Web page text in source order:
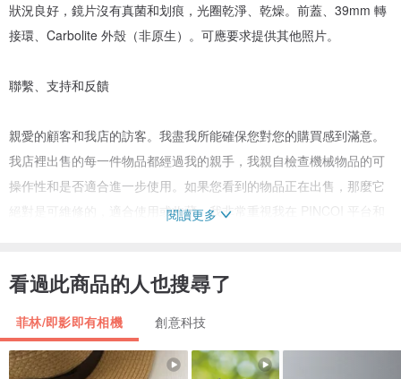
狀況良好，鏡片沒有真菌和划痕，光圈乾淨、乾燥。前蓋、39mm 轉
接環、Carbolite 外殼（非原生）。可應要求提供其他照片。
聯繫、支持和反饋
親愛的顧客和我店的訪客。我盡我所能確保您對您的購買感到滿意。
我店裡出售的每一件物品都經過我的親手，我親自檢查機械物品的可
操作性和是否適合進一步使用。如果您看到的物品正在出售，那麼它
絕對是可維修的，適合使用或收藏。我非常重視我在 PINCOI 平台和
生。因為請不要留下負面反饋。如果有任何緊急或無法理解的情況，
我們與你的交易留下非常積極的情緒。非常尊重你，來自俄羅斯的弗
拉迪斯拉夫。
閱讀更多
看過此商品的人也搜尋了
菲林/即影即有相機 創意科技